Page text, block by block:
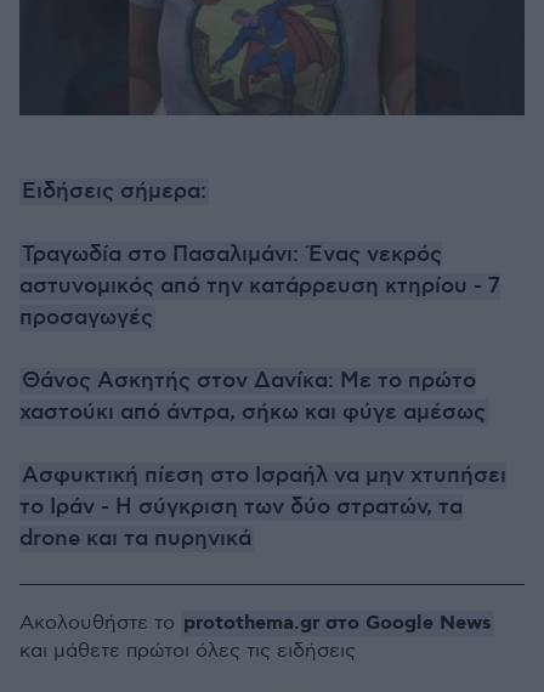
Ειδήσεις σήμερα:
Τραγωδία στο Πασαλιμάνι: Ένας νεκρός
αστυνομικός από την κατάρρευση κτηρίου - 7
προσαγωγές
Θάνος Ασκητής στον Δανίκα: Με το πρώτο
χαστούκι από άντρα, σήκω και φύγε αμέσως
Ασφυκτική πίεση στο Ισραήλ να μην χτυπήσει
το Ιράν - Η σύγκριση των δύο στρατών, τα
drone και τα πυρηνικά
Ακολουθήστε το protothema.gr στο Google News
και μάθετε πρώτοι όλες τις ειδήσεις